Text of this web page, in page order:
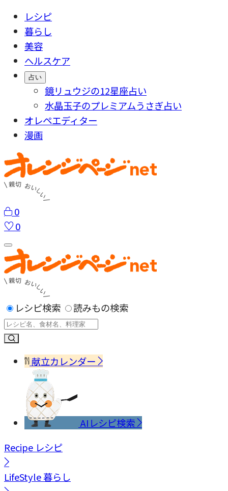
レシピ
暮らし
美容
ヘルスケア
占い
鏡リュウジの12星座占い
水晶玉子のプレミアムうさぎ占い
オレペエディター
漫画
0
0
レシピ検索 読みもの検索
献立カレンダー
AIレシピ検索
Recipe レシピ
LifeStyle暮らし